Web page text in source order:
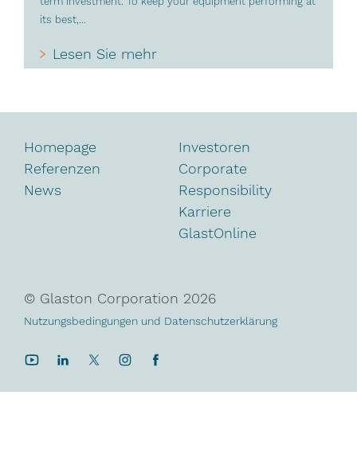
its best,...
Lesen Sie mehr
Homepage
Referenzen
News
Investoren
Corporate
Responsibility
Karriere
GlastOnline
© Glaston Corporation 2026
Nutzungsbedingungen und Datenschutzerklärung
YouTubeLinkedInTwitterInstagram